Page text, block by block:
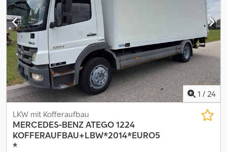
Höchstgeschwindigkeit:90 km/h
Ausstattung: ABS, Bordcomputer, Druckluftbremse,
Klimaanlage, LKW-Zulassung, Standheizung, Tempomat
, | Iveco
Stralis AD 360, Koffer mit seitlicher Doppelschiebetür |
Ladebordwand, | Automatik, EURO5, | Fahrersitz luftgefedert, el.
Fensterheber, | Nutzlast 8995 kg, | Irrtum und Vorverkauf
vorbehalten. Dodpfx Amey Sp Nxo Hock
1 / 24
LKW mit Kofferaufbau
MERCEDES-BENZATEGO 1224
KOFFERAUFBAU+LBW*2014*EURO5
*